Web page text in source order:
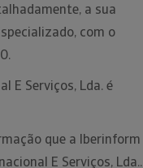
a sua
com o
E Serviços, Lda. é
que a Iberinform
E Serviços, Lda..